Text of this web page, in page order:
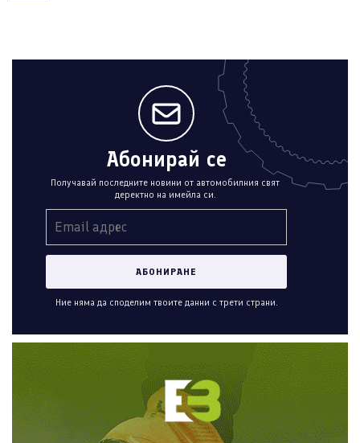
Абонирай се
Получавай последните новини от автомобилния свят
деректно на имейла си.
Ние няма да споделим твоите данни с трети страни.